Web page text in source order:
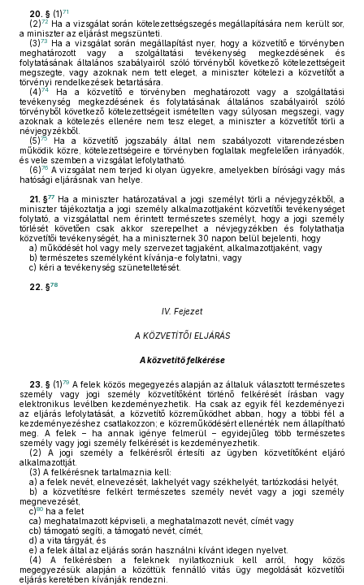
20. § (1)71
(2)72 Ha a vizsgálat során kötelezettségszegés megállapítására nem került sor,
a miniszter az eljárást megszünteti.
(3)73
Ha a vizsgálat során megállapítást nyer, hogy a közvetítő e törvényben
meghatározott vagy a szolgáltatási tevékenység megkezdésének és
folytatásának általános szabályairól szóló törvényből következő kötelezettségeit
megszegte, vagy azoknak nem tett eleget, a miniszter kötelezi a közvetítőt a
törvényi rendelkezések betartására.
(4)74
Ha a közvetítő e törvényben meghatározott vagy a szolgáltatási
tevékenység megkezdésének és folytatásának általános szabályairól szóló
törvényből következő kötelezettségeit ismételten vagy súlyosan megszegi, vagy
azoknak a kötelezés ellenére nem tesz eleget, a miniszter a közvetítőt törli a
névjegyzékből.
(5)75
Ha a közvetítő jogszabály által nem szabályozott vitarendezésben
működik közre, kötelezettségeire e törvényben foglaltak megfelelően irányadók,
és vele szemben a vizsgálat lefolytatható.
(6)76 A vizsgálat nem terjed ki olyan ügyekre, amelyekben bírósági vagy más
hatósági eljárásnak van helye.
21. §77 Ha a miniszter határozatával a jogi személyt törli a névjegyzékből, a
miniszter tájékoztatja a jogi személy alkalmazottjaként közvetítői tevékenységet
folytató, a vizsgálattal nem érintett természetes személyt, hogy a jogi személy
törlését követően csak akkor szerepelhet a névjegyzékben és folytathatja
közvetítői tevékenységét, ha a miniszternek 30 napon belül bejelenti, hogy
a) működését hol vagy mely szervezet tagjaként, alkalmazottjaként, vagy
b) természetes személyként kívánja-e folytatni, vagy
c) kéri a tevékenység szüneteltetését.
22. §78
IV. Fejezet
A KÖZVETÍTŐI ELJÁRÁS
A közvetítő felkérése
23. § (1)79 A felek közös megegyezés alapján az általuk választott természetes
személy vagy jogi személy közvetítőként történő felkérését írásban vagy
elektronikus levélben kezdeményezhetik. Ha csak az egyik fél kezdeményezi
az eljárás lefolytatását, a közvetítő közreműködhet abban, hogy a többi fél a
kezdeményezéshez csatlakozzon; e közreműködésért ellenérték nem állapítható
meg. A felek – ha annak igénye felmerül – egyidejűleg több természetes
személy vagy jogi személy felkérését is kezdeményezhetik.
(2) A jogi személy a felkérésről értesíti az ügyben közvetítőként eljáró
alkalmazottját.
(3) A felkérésnek tartalmaznia kell:
a) a felek nevét, elnevezését, lakhelyét vagy székhelyét, tartózkodási helyét,
b) a közvetítésre felkért természetes személy nevét vagy a jogi személy
megnevezését,
c)80 ha a felet
ca) meghatalmazott képviseli, a meghatalmazott nevét, címét vagy
cb) támogató segíti, a támogató nevét, címét,
d) a vita tárgyát, és
e) a felek által az eljárás során használni kívánt idegen nyelvet.
(4) A felkérésben a feleknek nyilatkozniuk kell arról, hogy közös
megegyezésük alapján a közöttük fennálló vitás ügy megoldását közvetítői
eljárás keretében kívánják rendezni.